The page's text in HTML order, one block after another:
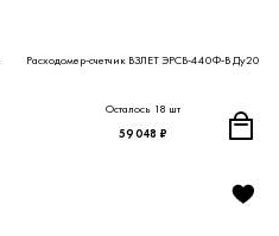
Расходомер-счетчик ВЗЛЕТ ЭРСВ-440Ф-В Ду20
Осталось 18 шт
59 048 ₽